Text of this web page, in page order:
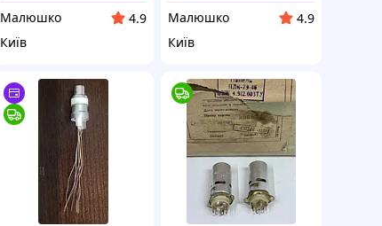
Малюшко
4.9
Київ
Малюшко
4.9
Київ